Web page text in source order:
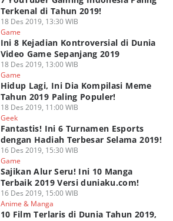
Terkenal di Tahun 2019!
18 Des 2019, 13:30 WIB
Game
Ini 8 Kejadian Kontroversial di Dunia
Video Game Sepanjang 2019
18 Des 2019, 13:00 WIB
Game
Hidup Lagi, Ini Dia Kompilasi Meme
Tahun 2019 Paling Populer!
18 Des 2019, 11:00 WIB
Geek
Fantastis! Ini 6 Turnamen Esports
dengan Hadiah Terbesar Selama 2019!
16 Des 2019, 15:30 WIB
Game
Sajikan Alur Seru! Ini 10 Manga
Terbaik 2019 Versi duniaku.com!
16 Des 2019, 15:00 WIB
Anime & Manga
10 Film Terlaris di Dunia Tahun 2019,